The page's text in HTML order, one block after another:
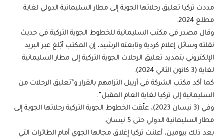
مددت تركيا تعليق رحلاتها الجوية إلى مطار السليمانية الدولي لغاية
مطلع 2024.
وقال مصدر في مكتب السليمانية للخطوط الجوية التركية في حديث
نقلته وسائل إعلام كردية وتابعته الرشيد، إن المكتب أبُلغ عبر البريد
الإلكتروني بتمديد تعليق الرحلات الجوية التركية إلى مطار السليمانية
لغاية (3 كانون الثاني 2024).
كما أكد مكتب الشركة في أربيل التزامهم بالقرار و”تعليق الرحلات من
السليمانية إلى تركيا لغاية العام المقبل”.
وفي (3 نيسان 2023)، علّقت الخطوط الجوية التركية رحلاتها الجوية إلى
مطار السليمانية الدولي حتى 5 نيسان.
بعد ذلك بيومين، أعلنت تركيا إغلاق مجالها الجوي أمام الطائرات التي